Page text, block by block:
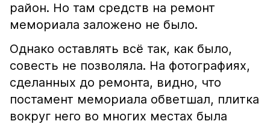
район. Но там средств на ремонт
мемориала заложено не было.
Однако оставлять всё так, как было,
совесть не позволяла. На фотографиях,
сделанных до ремонта, видно, что
постамент мемориала обветшал, плитка
вокруг него во многих местах была